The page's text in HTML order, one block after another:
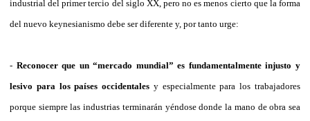
industrial del primer tercio del siglo XX, pero no es menos cierto que la forma
del nuevo keynesianismo debe ser diferente y, por tanto urge:
- Reconocer que un “mercado mundial” es fundamentalmente injusto y
lesivo para los países occidentales y especialmente para los trabajadores
porque siempre las industrias terminarán yéndose donde la mano de obra sea